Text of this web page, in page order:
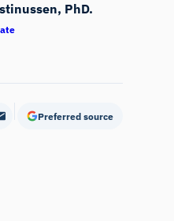
PhD.
Preferred source